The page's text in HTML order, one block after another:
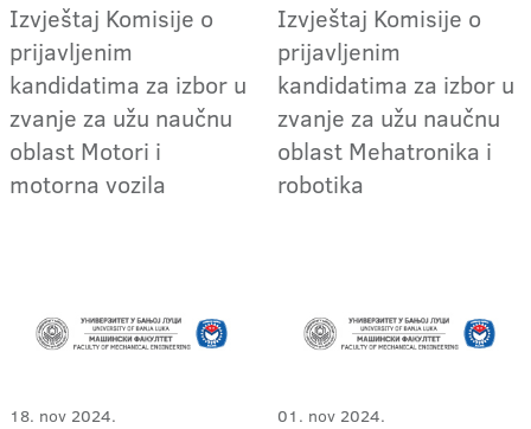
Izvještaj Komisije o
prijavljenim
kandidatima za izbor u
zvanje za užu naučnu
oblast Motori i
motorna vozila
Izvještaj Komisije o
prijavljenim
kandidatima za izbor u
zvanje za užu naučnu
oblast Mehatronika i
robotika
18. nov 2024. 01. nov 2024.